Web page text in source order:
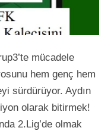
mücadele
hem genç hem
sürdürüyor. Aydın
olarak bitirmek!
2.Lig’de olmak